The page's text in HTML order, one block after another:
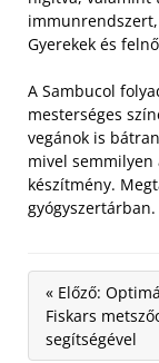
Gyerekek és
A Sambucol
mesterséges
vegánok is
mivel
készítmény.
gyógyszertárban.
« Előző:
Fiskars
segítségével